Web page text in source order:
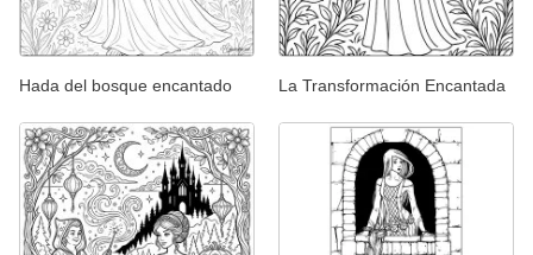
Hada del bosque encantado La Transformación Encantada